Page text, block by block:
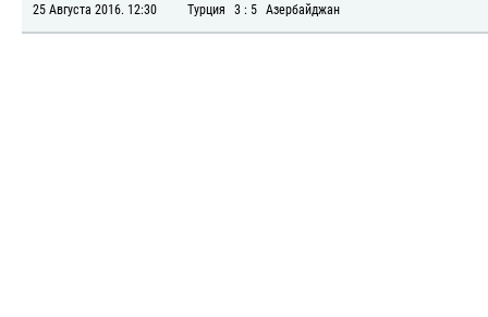
25 Августа 2016. 12:30 Турция 3 : 5 Азербайджан